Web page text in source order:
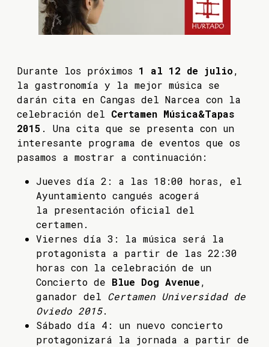
Durante los próximos 1 al 12 de julio,
la gastronomía y la mejor música se
darán cita en Cangas del Narcea con la
celebración del Certamen Música&Tapas
2015 . Una cita que se presenta con un
interesante programa de eventos que os
pasamos a mostrar a continuación:
Jueves día 2: a las 18:00 horas, el
Ayuntamiento cangués acogerá
la presentación oficial del
certamen.
Viernes día 3: la música será la
protagonista a partir de las 22:30
horas con la celebración de un
Concierto de Blue Dog Avenue,
ganador del Certamen Universidad de
Oviedo 2015.
Sábado día 4: un nuevo concierto
protagonizará la jornada a partir de